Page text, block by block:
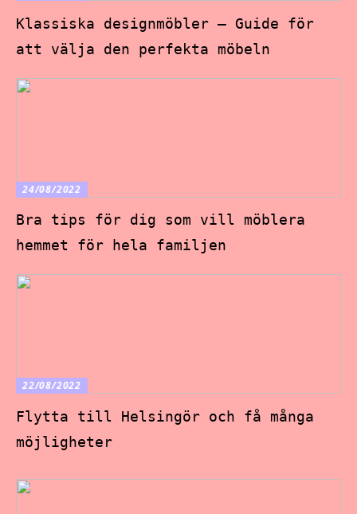
Klassiska designmöbler – Guide för
att välja den perfekta möbeln
24/08/2022
Bra tips för dig som vill möblera
hemmet för hela familjen
22/08/2022
Flytta till Helsingör och få många
möjligheter